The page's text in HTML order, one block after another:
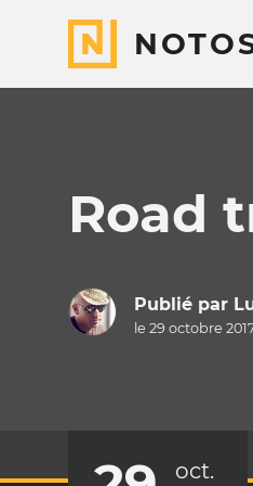
Road
Publié par
le 29 octobre
oct.